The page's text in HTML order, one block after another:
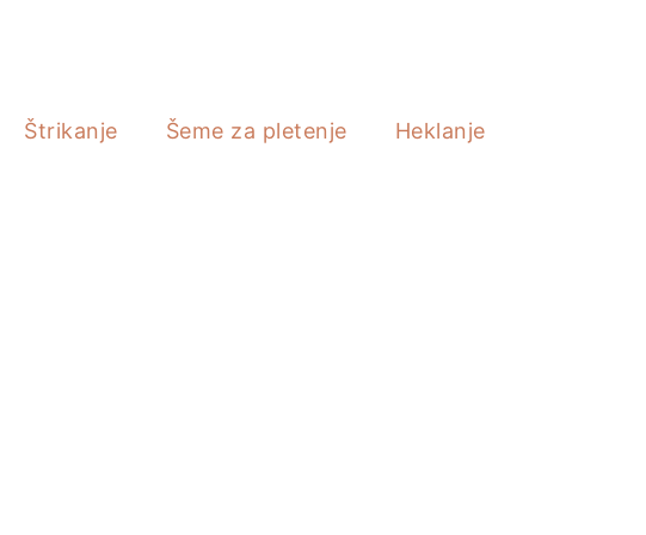
Štrikanje Šeme za pletenje Heklanje